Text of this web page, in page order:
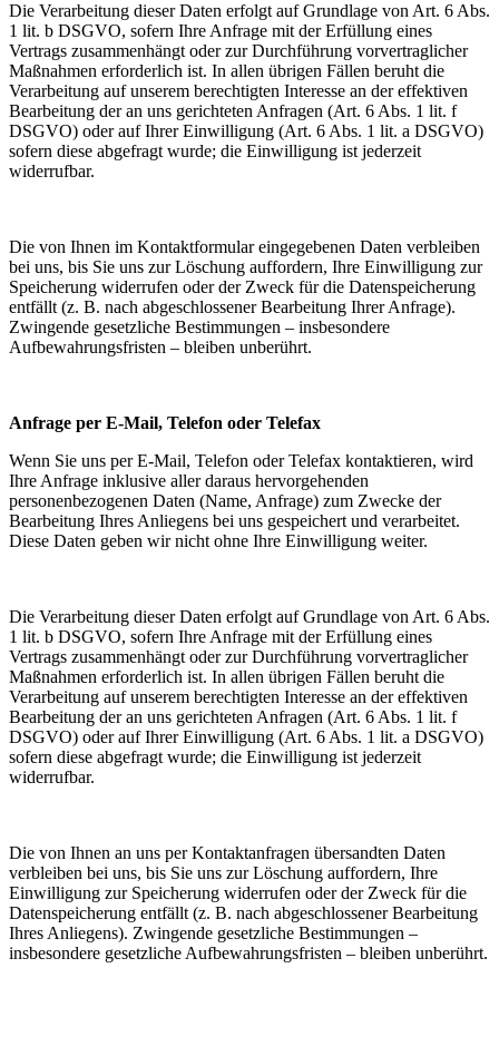
Die Verarbeitung dieser Daten erfolgt auf Grundlage von Art. 6 Abs.
1 lit. b DSGVO, sofern Ihre Anfrage mit der Erfüllung eines
Vertrags zusammenhängt oder zur Durchführung vorvertraglicher
Maßnahmen erforderlich ist. In allen übrigen Fällen beruht die
Verarbeitung auf unserem berechtigten Interesse an der effektiven
Bearbeitung der an uns gerichteten Anfragen (Art. 6 Abs. 1 lit. f
DSGVO) oder auf Ihrer Einwilligung (Art. 6 Abs. 1 lit. a DSGVO)
sofern diese abgefragt wurde; die Einwilligung ist jederzeit
widerrufbar.
Die von Ihnen im Kontaktformular eingegebenen Daten verbleiben
bei uns, bis Sie uns zur Löschung auffordern, Ihre Einwilligung zur
Speicherung widerrufen oder der Zweck für die Datenspeicherung
entfällt (z. B. nach abgeschlossener Bearbeitung Ihrer Anfrage).
Zwingende gesetzliche Bestimmungen – insbesondere
Aufbewahrungsfristen – bleiben unberührt.
Anfrage per E-Mail, Telefon oder Telefax
Wenn Sie uns per E-Mail, Telefon oder Telefax kontaktieren, wird
Ihre Anfrage inklusive aller daraus hervorgehenden
personenbezogenen Daten (Name, Anfrage) zum Zwecke der
Bearbeitung Ihres Anliegens bei uns gespeichert und verarbeitet.
Diese Daten geben wir nicht ohne Ihre Einwilligung weiter.
Die Verarbeitung dieser Daten erfolgt auf Grundlage von Art. 6 Abs.
1 lit. b DSGVO, sofern Ihre Anfrage mit der Erfüllung eines
Vertrags zusammenhängt oder zur Durchführung vorvertraglicher
Maßnahmen erforderlich ist. In allen übrigen Fällen beruht die
Verarbeitung auf unserem berechtigten Interesse an der effektiven
Bearbeitung der an uns gerichteten Anfragen (Art. 6 Abs. 1 lit. f
DSGVO) oder auf Ihrer Einwilligung (Art. 6 Abs. 1 lit. a DSGVO)
sofern diese abgefragt wurde; die Einwilligung ist jederzeit
widerrufbar.
Die von Ihnen an uns per Kontaktanfragen übersandten Daten
verbleiben bei uns, bis Sie uns zur Löschung auffordern, Ihre
Einwilligung zur Speicherung widerrufen oder der Zweck für die
Datenspeicherung entfällt (z. B. nach abgeschlossener Bearbeitung
Ihres Anliegens). Zwingende gesetzliche Bestimmungen –
insbesondere gesetzliche Aufbewahrungsfristen – bleiben unberührt.